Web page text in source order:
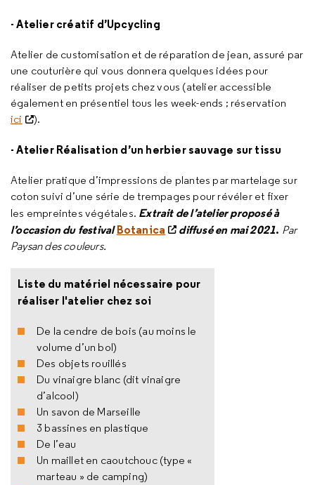
- Atelier créatif d’Upcycling
Atelier de customisation et de réparation de jean, assuré par
une couturière qui vous donnera quelques idées pour
réaliser de petits projets chez vous (atelier accessible
également en présentiel tous les week-ends ; réservation
ici
).
- Atelier Réalisation d’un herbier sauvage sur tissu
Atelier pratique d’impressions de plantes par martelage sur
coton suivi d’une série de trempages pour révéler et fixer
les empreintes végétales. Extrait de l’atelier proposé à
l’occasion du festivalBotanica diffusé en mai 2021. Par
Paysan des couleurs.
Liste du matériel nécessaire pour
réaliser l'atelier chez soi
De la cendre de bois (au moins le
volume d’un bol)
Des objets rouillés
Du vinaigre blanc (dit vinaigre
d’alcool)
Un savon de Marseille
3 bassines en plastique
De l’eau
Un maillet en caoutchouc (type «
marteau » de camping)